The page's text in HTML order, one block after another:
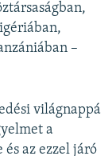
–
világnappá
a
az ezzel járó